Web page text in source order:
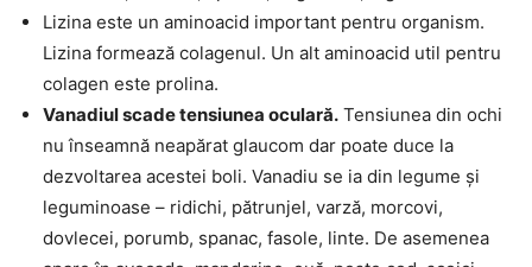
Lizina este un aminoacid important pentru organism.
Lizina formează colagenul. Un alt aminoacid util pentru
colagen este prolina.
Vanadiul scade tensiunea oculară. Tensiunea din ochi
nu înseamnă neapărat glaucom dar poate duce la
dezvoltarea acestei boli. Vanadiu se ia din legume și
leguminoase – ridichi, pătrunjel, varză, morcovi,
dovlecei, porumb, spanac, fasole, linte. De asemenea